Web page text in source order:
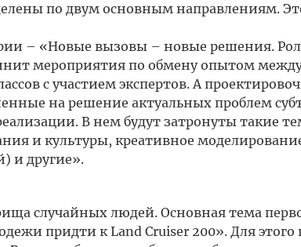
по двум основным направлениям.
– «Новые вызовы – новые решения.
мероприятия по обмену опытом
с участием экспертов. А
на решение актуальных проблем
В нем будут затронуты такие
и культуры, креативное
и другие».
случайных людей. Основная тема
придти к Land Cruiser 200». Для